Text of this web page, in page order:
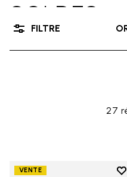
SOLDES
JUSQU'À 50% DE
27
FILTRE
VENTE